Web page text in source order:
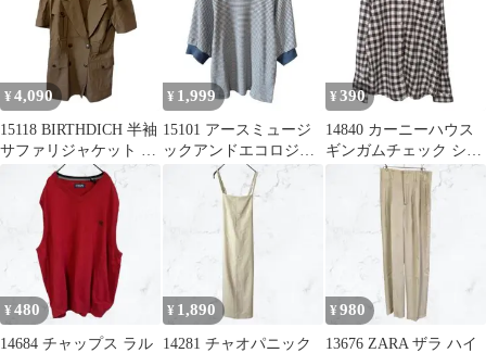
¥ 4,090
15118 BIRTHDICH 半袖
サファリジャケット 綿
100%ブラウン
¥ 1,999
15101 アースミュージ
ックアンドエコロジー
リブ ボーダーカットソ
ー フリー
¥ 390
14840 カーニーハウス
ギンガムチェック シャ
ツ ネルシャツ風 白黒
¥480
14684 チャップス ラル
¥ 1,890
14281 チャオパニック
¥980
13676 ZARA ザラ ハイ